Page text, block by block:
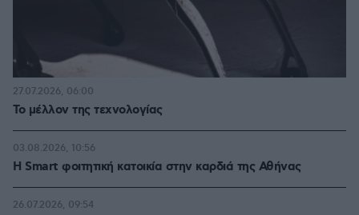
Το μέλλον της τεχνολογίας
27.07.2026, 06:00
Η Smart φοιτητική κατοικία στην καρδιά της Αθήνας
03.08.2026, 10:56
26.07.2026, 09:54